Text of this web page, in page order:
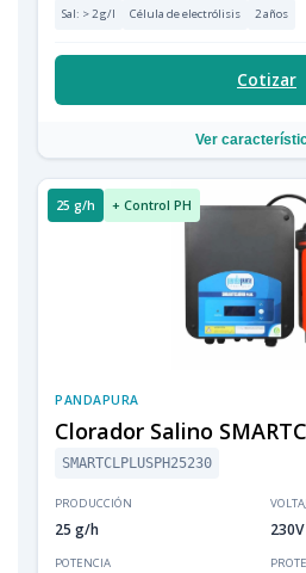
Sal: > 2 g/l Célula de electrólisis 2 años
Cotizar
Ver
25 g/h + Control PH
PANDAPURA
Clorador Salino
SMARTCLPLUSPH25230
PRODUCCIÓN
25 g/h 230V
POTENCIA